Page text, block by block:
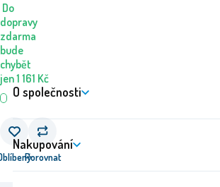
Do
dopravy
zdarma
bude
chybět
jen1 161 Kč
Porovnat
O společnosti
Nakupování